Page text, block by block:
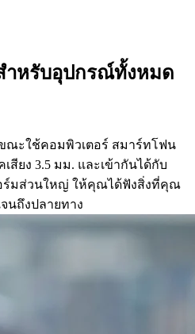
ำหรับอุปกรณ์ทั้งหมด
ณะใช้คอมพิวเตอร์ สมาร์ทโฟน
สียง 3.5 มม. และเข้ากันได้กับ
ร์มส่วนใหญ่ ให้คุณได้ฟังสิ่งที่คุณ
นถึงปลายทาง